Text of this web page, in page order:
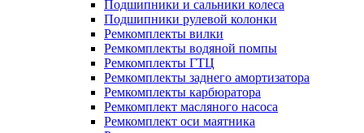
Подшипники и сальники колеса
Подшипники рулевой колонки
Ремкомплекты вилки
Ремкомплекты водяной помпы
Ремкомплекты ГТЦ
Ремкомплекты заднего амортизатора
Ремкомплекты карбюратора
Ремкомплект масляного насоса
Ремкомплект оси маятника